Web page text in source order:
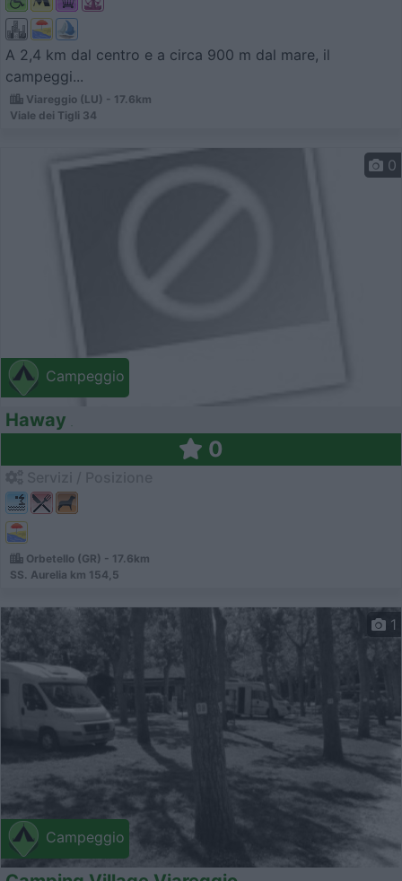
A 2,4 km dal centro e a circa 900 m dal mare, il
campeggi...
Viareggio (LU) - 17.6km
Viale dei Tigli 34
Campeggio
0
Haway
0
Orbetello (GR) - 17.6km
SS. Aurelia km 154,5
Campeggio
1